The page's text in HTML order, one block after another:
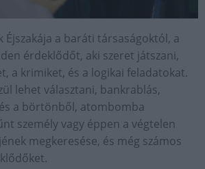
Éjszakája a baráti társaságoktól, a
érdeklődőt, aki szeret játszani,
a krimiket, és a logikai feladatokat.
lehet választani, bankrablás,
a börtönből, atombomba
személy vagy éppen a végtelen
megkeresése, és még számos